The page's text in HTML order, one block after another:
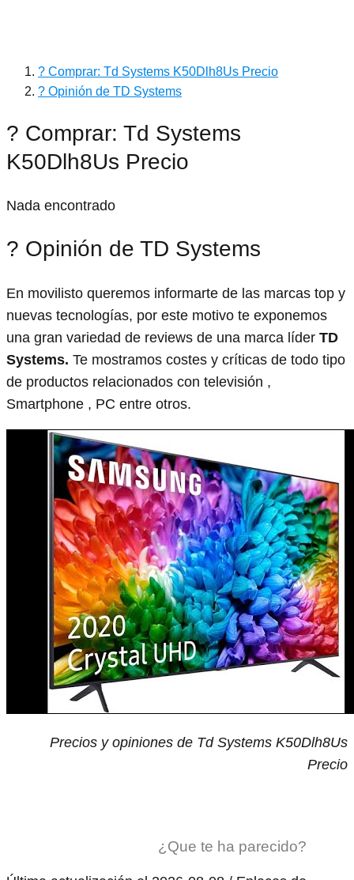
? Comprar: Td Systems K50Dlh8Us Precio
? Opinión de TD Systems
? Comprar: Td Systems
K50Dlh8Us Precio
Nada encontrado
? Opinión de TD Systems
En movilisto queremos informarte de las marcas top y
nuevas tecnologías, por este motivo te exponemos
una gran variedad de reviews de una marca líder TD
Systems. Te mostramos costes y críticas de todo tipo
de productos relacionados con televisión ,
Smartphone , PC entre otros.
Precios y opiniones de Td Systems K50Dlh8Us
Precio
¿Que te ha parecido?